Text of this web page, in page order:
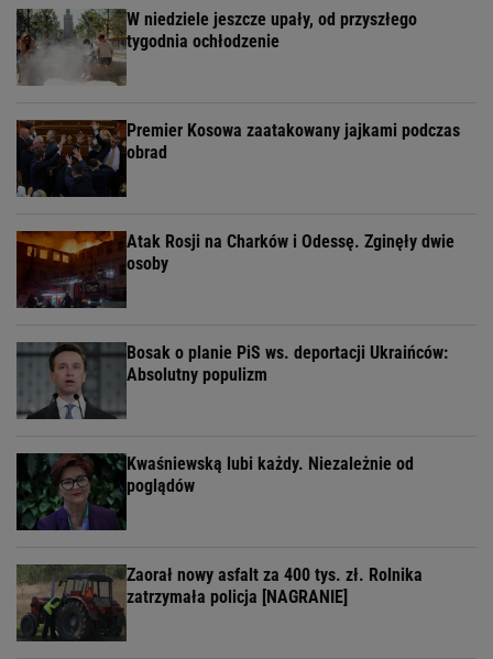
W niedziele jeszcze upały, od przyszłego
tygodnia ochłodzenie
Premier Kosowa zaatakowany jajkami podczas
obrad
Atak Rosji na Charków i Odessę. Zginęły dwie
osoby
Bosak o planie PiS ws. deportacji Ukraińców:
Absolutny populizm
Kwaśniewską lubi każdy. Niezależnie od
poglądów
Zaorał nowy asfalt za 400 tys. zł. Rolnika
zatrzymała policja [NAGRANIE]